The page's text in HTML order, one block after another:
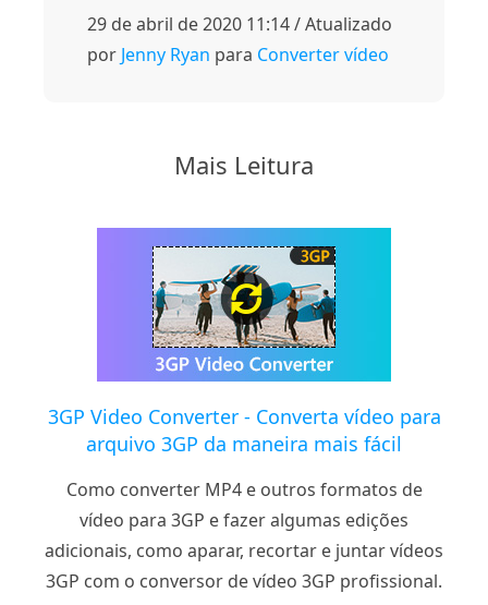
29 de abril de 2020 11:14 / Atualizado
por Jenny Ryan para Converter vídeo
Mais Leitura
3GP Video Converter - Converta vídeo para
arquivo 3GP da maneira mais fácil
Como converter MP4 e outros formatos de
vídeo para 3GP e fazer algumas edições
adicionais, como aparar, recortar e juntar vídeos
3GP com o conversor de vídeo 3GP profissional.